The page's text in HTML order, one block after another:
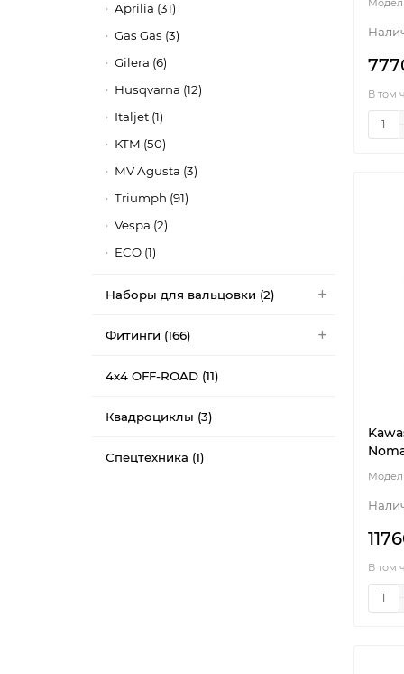
Aprilia (31)
Gas Gas (3)
Gilera (6)
Husqvarna (12)
Italjet (1)
KTM (50)
MV Agusta (3)
Triumph (91)
Vespa (2)
ECO (1)
Наборы для вальцовки (2)
Фитинги (166)
4x4 OFF-ROAD (11)
Квадроциклы (3)
Спецтехника (1)
В том
В том